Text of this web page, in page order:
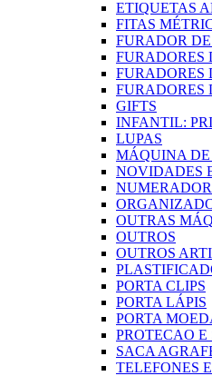
ETIQUETAS
FITAS
FURADOR
FURADORES
FURADORES
FURADORES
GIFTS
INFANTIL:
LUPAS
MÁQUINA DE
NOVIDADES
OUTRAS
OUTROS
OUTROS
PORTA CLIPS
PORTA LÁPIS
PORTA
PROTECAO
SACA
TELEFONES